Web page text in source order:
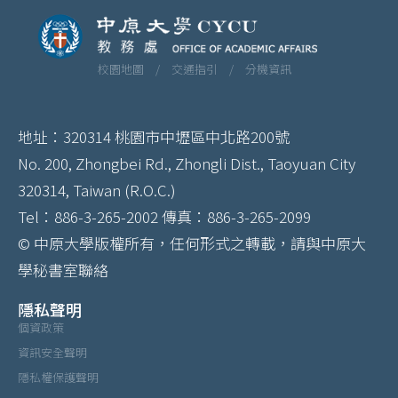
校園地圖 / 交通指引 / 分機資訊
地址：320314 桃園市中壢區中北路200號
No. 200, Zhongbei Rd., Zhongli Dist., Taoyuan City
320314, Taiwan (R.O.C.)
Tel：886-3-265-2002 傳真：886-3-265-2099
© 中原大學版權所有，任何形式之轉載，請與中原大
學秘書室聯絡
隱私聲明
個資政策
資訊安全聲明
隱私權保護聲明